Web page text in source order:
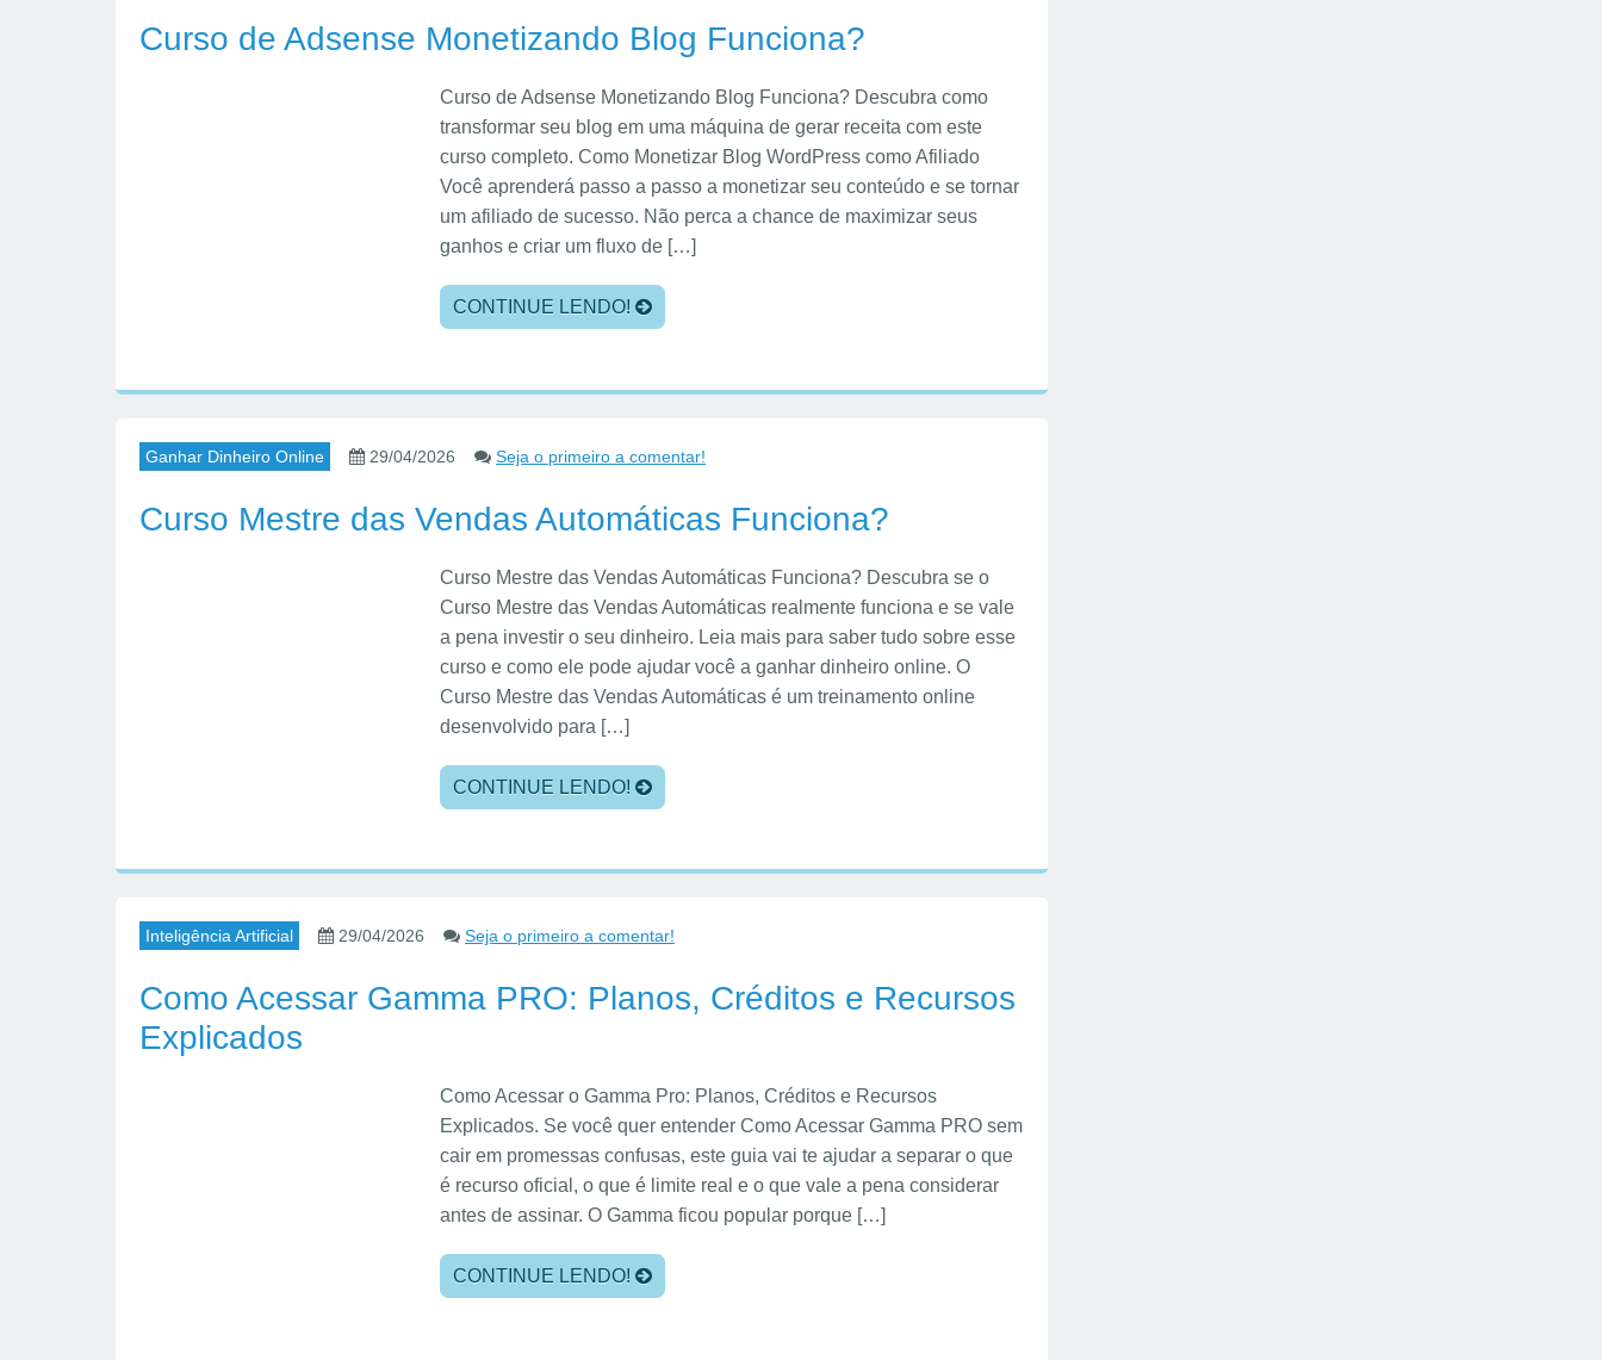
Curso de Adsense Monetizando Blog Funciona?
Curso de Adsense Monetizando Blog Funciona? Descubra como
transformar seu blog em uma máquina de gerar receita com este
curso completo. Como Monetizar Blog WordPress como Afiliado
Você aprenderá passo a passo a monetizar seu conteúdo e se tornar
um afiliado de sucesso. Não perca a chance de maximizar seus
ganhos e criar um fluxo de […]
CONTINUE LENDO!
Ganhar Dinheiro Online 29/04/2026 Seja o primeiro a comentar!
Curso Mestre das Vendas Automáticas Funciona?
Curso Mestre das Vendas Automáticas Funciona? Descubra se o
Curso Mestre das Vendas Automáticas realmente funciona e se vale
a pena investir o seu dinheiro. Leia mais para saber tudo sobre esse
curso e como ele pode ajudar você a ganhar dinheiro online. O
Curso Mestre das Vendas Automáticas é um treinamento online
desenvolvido para […]
CONTINUE LENDO!
Inteligência Artificial 29/04/2026 Seja o primeiro a comentar!
Como Acessar Gamma PRO: Planos, Créditos e Recursos
Explicados
Como Acessar o Gamma Pro: Planos, Créditos e Recursos
Explicados. Se você quer entender Como Acessar Gamma PRO sem
cair em promessas confusas, este guia vai te ajudar a separar o que
é recurso oficial, o que é limite real e o que vale a pena considerar
antes de assinar. O Gamma ficou popular porque […]
CONTINUE LENDO!